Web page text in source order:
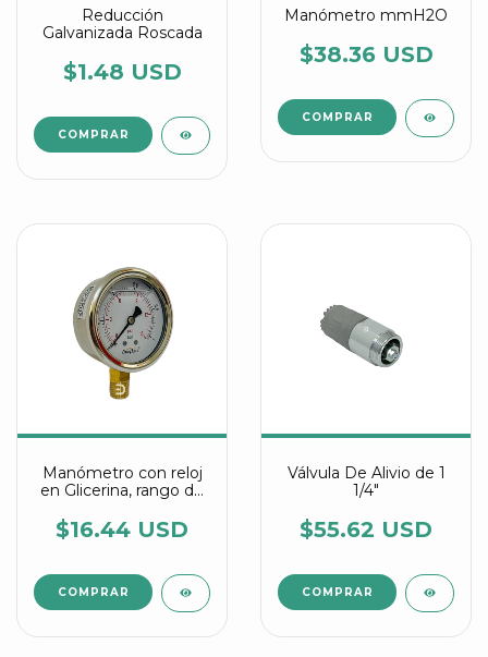
Reducción
Galvanizada Roscada
$1.48 USD
COMPRAR
Manómetro mmH2O
$38.36 USD
Manómetro con reloj
en Glicerina, rango de
$16.44 USD
Válvula De Alivio de 1
1/4"
$55.62 USD